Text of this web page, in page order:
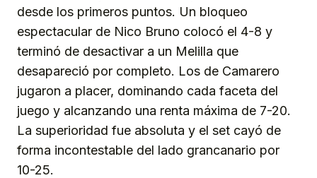
desde los primeros puntos. Un bloqueo
espectacular de Nico Bruno colocó el 4-8 y
terminó de desactivar a un Melilla que
desapareció por completo. Los de Camarero
jugaron a placer, dominando cada faceta del
juego y alcanzando una renta máxima de 7-20.
La superioridad fue absoluta y el set cayó de
forma incontestable del lado grancanario por
10-25.